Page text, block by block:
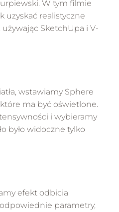
W tym filmie
uzyskać realistyczne
SketchUpa i V-
wstawiamy Sphere
ma być oświetlone.
i wybieramy
było widoczne tylko
efekt odbicia
parametry,